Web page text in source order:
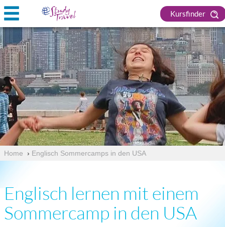
Kursfinder
Home › Englisch Sommercamps in den USA
Englisch lernen mit einem
Sommercamp in den USA